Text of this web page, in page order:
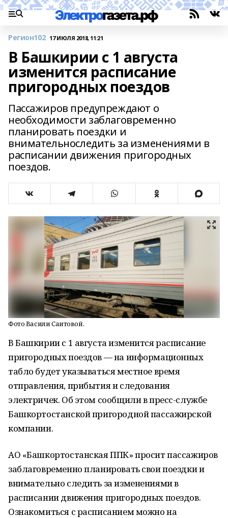
Регион102 17 ИЮЛЯ 2018, 11:21
В Башкирии с 1 августа
изменится расписание
пригородных поездов
Пассажиров предупреждают о
необходимости заблаговременно
планировать поездки и
внимательноследить за изменениями в
расписании движения пригородных
поездов.
Фото Васили Саитовой.
В Башкирии с 1 августа изменится расписание
пригородных поездов — на информационных
табло будет указываться местное время
отправления, прибытия и следования
электричек. Об этом сообщили в пресс-службе
Башкортостанской пригородной пассажирской
компании.
АО «Башкортостанская ППК» просит пассажиров
заблаговременно планировать свои поездки и
внимательно следить за изменениями в
расписании движения пригородных поездов.
Ознакомиться с расписанием можно на